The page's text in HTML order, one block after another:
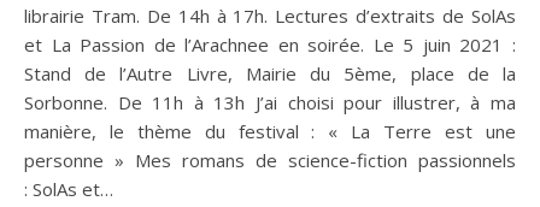
librairie Tram. De 14h à 17h. Lectures d’extraits de SolAs
et La Passion de l’Arachnee en soirée. Le 5 juin 2021 :
Stand de l’Autre Livre, Mairie du 5ème, place de la
Sorbonne. De 11h à 13h J’ai choisi pour illustrer, à ma
manière, le thème du festival : « La Terre est une
personne » Mes romans de science-fiction passionnels
: SolAs et…